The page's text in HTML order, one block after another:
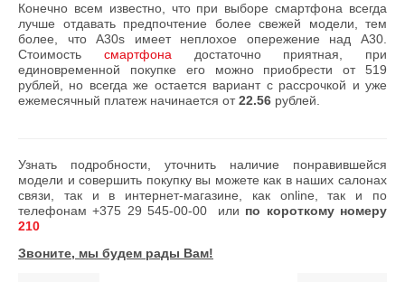
Конечно всем известно, что при выборе смартфона всегда
лучше отдавать предпочтение более свежей модели, тем
более, что A30s имеет неплохое опережение над A30.
Стоимость смартфона достаточно приятная, при
единовременной покупке его можно приобрести от 519
рублей, но всегда же остается вариант с рассрочкой и уже
ежемесячный платеж начинается от22.56 рублей.
Узнать подробности, уточнить наличие понравившейся
модели и совершить покупку вы можете как в наших салонах
связи, так и в интернет-магазине, как online, так и по
телефонам+375 29 545-00-00 или по короткому номеру
210
Звоните, мы будем рады Вам!